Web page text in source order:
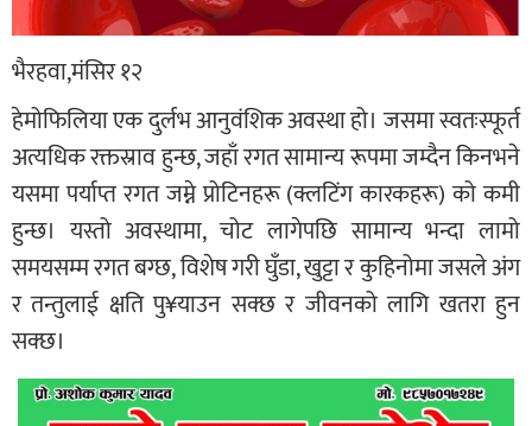
भैरहवा,मंसिर १२
हेमोफिलिया एक दुर्लभ आनुवंशिक अवस्था हो। जसमा स्वतःस्फूर्त
अत्यधिक रक्तस्राव हुन्छ, जहाँ रगत सामान्य रूपमा जम्दैन किनभने
यसमा पर्याप्त रगत जम्ने प्रोटिनहरू (क्लटिंग कारकहरू) को कमी
हुन्छ। यस्तो अवस्थामा, चोट लागेपछि सामान्य भन्दा लामो
समयसम्म रगत बग्छ, विशेष गरी घुँडा, खुट्टा र कुहिनोमा जसले अंग
र तन्तुलाई क्षति पु¥याउन सक्छ र जीवनको लागि खतरा हुन
सक्छ।